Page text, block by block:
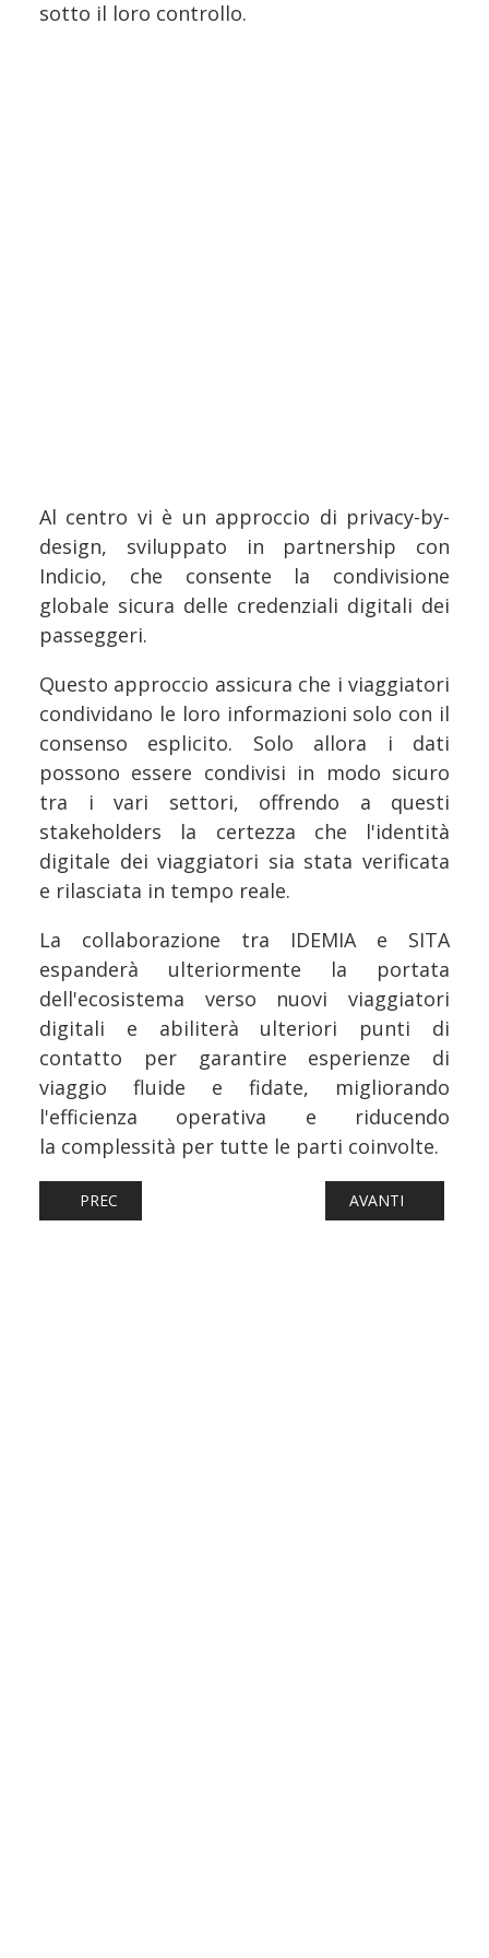
sotto il loro controllo.
Al centro vi è un approccio di privacy-by-
design, sviluppato in partnership con
Indicio, che consente la condivisione
globale sicura delle credenziali digitali dei
passeggeri.
Questo approccio assicura che i viaggiatori
condividano le loro informazioni solo con il
consenso esplicito. Solo allora i dati
possono essere condivisi in modo sicuro
tra i vari settori, offrendo a questi
stakeholders la certezza che l'identità
digitale dei viaggiatori sia stata verificata
e rilasciata in tempo reale.
La collaborazione tra IDEMIA e SITA
espanderà ulteriormente la portata
dell'ecosistema verso nuovi viaggiatori
digitali e abiliterà ulteriori punti di
contatto per garantire esperienze di
viaggio fluide e fidate, migliorando
l'efficienza operativa e riducendo
la complessità per tutte le parti coinvolte.
ARTICOLO PRECEDENTE: AEREI: AIR TRANSAT
PREC ARTICOLO
AVANTI